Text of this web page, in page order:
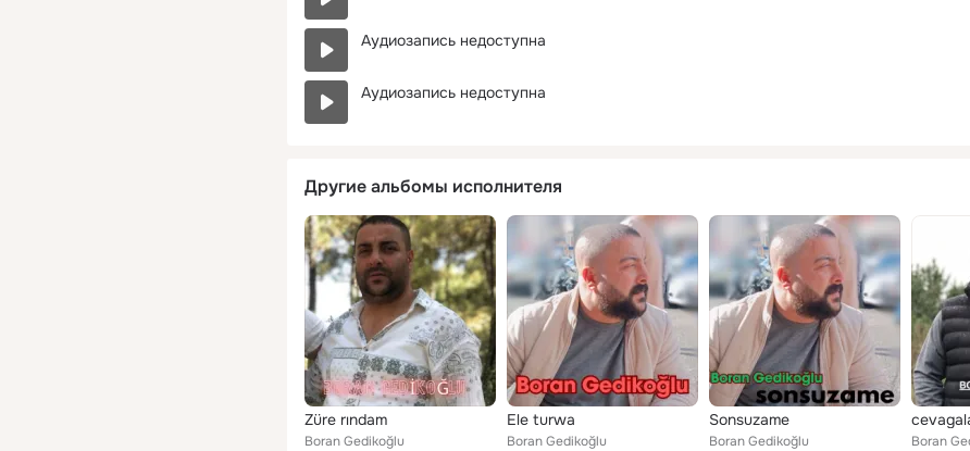
Аудиозапись недоступна
Аудиозапись недоступна
Другие альбомы исполнителя
Züre rındam
Boran Gedikoğlu
Ele turwa
Boran Gedikoğlu
Sonsuzame
Boran Gedikoğlu
Boran